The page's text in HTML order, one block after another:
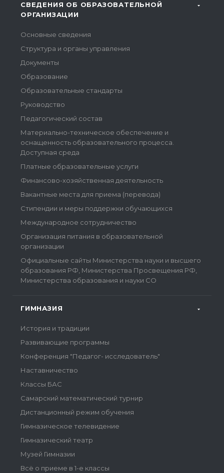
СВЕДЕНИЯ ОБ ОБРАЗОВАТЕЛЬНОЙ
ОРГАНИЗАЦИИ
Основные сведения
Структура и органы управления
Документы
Образование
Образовательные стандарты
Руководство
Педагогический состав
Материально-техническое обеспечение и
оснащенность образовательного процесса.
Доступная среда
Платные образовательные услуги
Финансово-хозяйственная деятельность
Вакантные места для приема (перевода)
Стипендии и меры поддержки обучающихся
Международное сотрудничество
Организация питания в образовательной
организации
Официальные сайты Министерства науки и высшего
образования РФ, Министерства Просвещения РФ,
Министерства образования и науки СО
ГИМНАЗИЯ
История и традиции
Развивающие программы
Конференция "Педагог- исследователь"
Наставничество
Классы БАС
Самарский математический турнир
Дистанционный режим обучения
Гимназическое телевидение
Гимназический театр
Музей Гимназии
Всё о приеме в 1-е классы